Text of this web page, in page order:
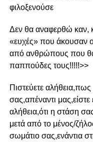
φιλοξενούσε
Δεν θα αναφερθώ καν,
«ευχές» που άκουσαν
από ανθρώπους που θα
παππούδες τους!!!!!>>
Πιστεύετε
σας,απέναντι
αλήθεια,ότι η στάση
μετά από το μένος/
σωμάτιο